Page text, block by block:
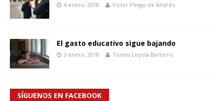
4 enero, 2018 Víctor Pliego de Andrés
El gasto educativo sigue bajando
2 enero, 2018 Tomás Loyola Barberis
SÍGUENOS EN FACEBOOK